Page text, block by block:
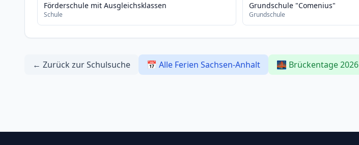
Förderschule mit Ausgleichsklassen
Schule
Grundschule "Comenius"
Grundschule
← Zurück zur Schulsuche 📅 Alle Ferien Sachsen-Anhalt 🌉 Brückentage 2026